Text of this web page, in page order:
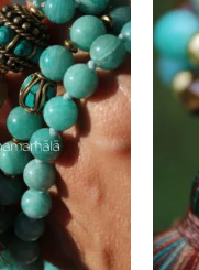
72 Ajna
165,00